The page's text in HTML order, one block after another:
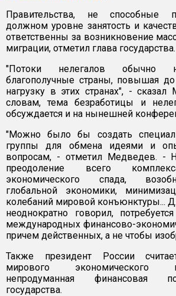
Правительства, не способные
должном уровне занятость и
ответственны за возникновение
миграции, отметил глава государства.
"Потоки нелегалов обычно
благополучные страны, повышая
нагрузку в этих странах", -
словам, тема безработицы и
обсуждается и на нынешней
"Можно было бы создать
группы для обмена идеями и
вопросам, - отметил Медведев. -
преодоление всего
экономического спада,
глобальной экономики,
колебаний мировой конъюнктуры...
неоднократно говорил,
международных финансово-
причем действенных, а не чтобы
Также президент России
мирового экономического
непродуманная финансовая
государства.